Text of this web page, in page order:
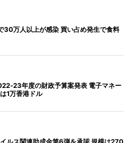
30万人以上が感染 買い占め発生で食料
年度の財政予算案発表 電子マネー
1万香港ドル
ルス関連助成金第6弾を承認 規模は270